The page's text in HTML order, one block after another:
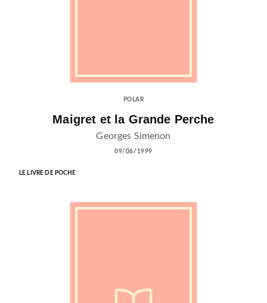
POLAR
Maigret et la Grande Perche
Georges Simenon
09/06/1999
LE LIVRE DE POCHE